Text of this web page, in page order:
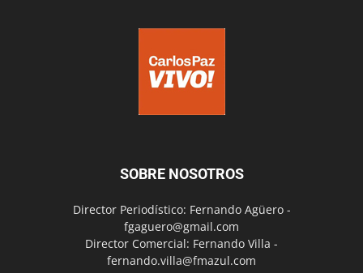
SOBRE NOSOTROS
Director Periodístico: Fernando Agüero -
fgaguero@gmail.com
Director Comercial: Fernando Villa -
fernando.villa@fmazul.com